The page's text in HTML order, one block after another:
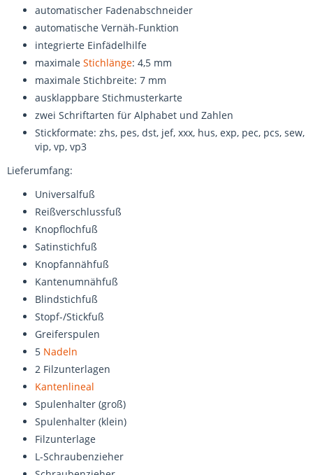
automatischer Fadenabschneider
automatische Vernäh-Funktion
integrierte Einfädelhilfe
maximale Stichlänge: 4,5 mm
maximale Stichbreite: 7 mm
ausklappbare Stichmusterkarte
zwei Schriftarten für Alphabet und Zahlen
Stickformate: zhs, pes, dst, jef, xxx, hus, exp, pec, pcs, sew,
vip, vp, vp3
Lieferumfang:
Universalfuß
Reißverschlussfuß
Knopflochfuß
Satinstichfuß
Knopfannähfuß
Kantenumnähfuß
Blindstichfuß
Stopf-/Stickfuß
Greiferspulen
5 Nadeln
2 Filzunterlagen
Kantenlineal
Spulenhalter (groß)
Spulenhalter (klein)
Filzunterlage
L-Schraubenzieher